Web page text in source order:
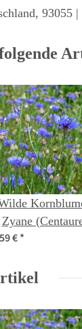
93055
Zyane
Bio
€*